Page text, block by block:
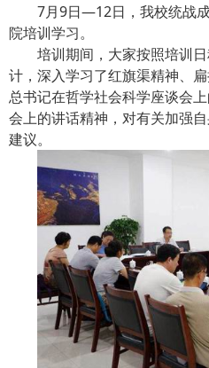
7月9日—12日，我校统战
院培训学习。
培训期间，大家按照培训
计，深入学习了红旗渠精神、
总书记在哲学社会科学座谈会
会上的讲话精神，对有关加强
建议。